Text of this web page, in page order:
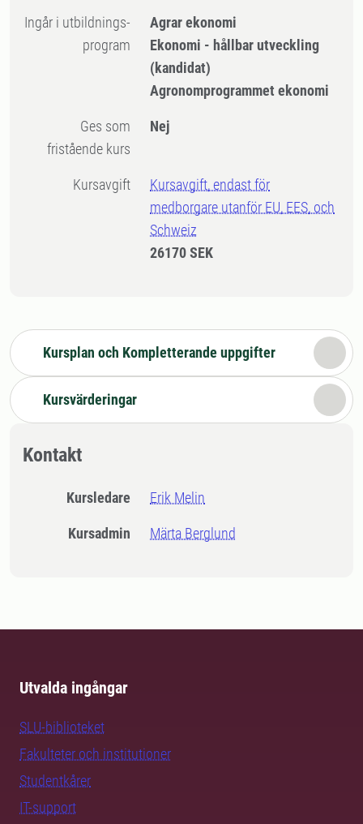
Ingår i utbildnings-
program
Agrar ekonomi
Ekonomi - hållbar utveckling
(kandidat)
Agronomprogrammet ekonomi
Ges som
fristående kurs
Nej
Kursavgift
Kursavgift, endast för
medborgare utanför EU, EES, och
Schweiz
26170 SEK
Kursplan och Kompletterande uppgifter
Kursvärderingar
Kontakt
Kursledare Erik Melin
Kursadmin Märta Berglund
Utvalda ingångar
SLU-biblioteket
Fakulteter och institutioner
Studentkårer
IT-support